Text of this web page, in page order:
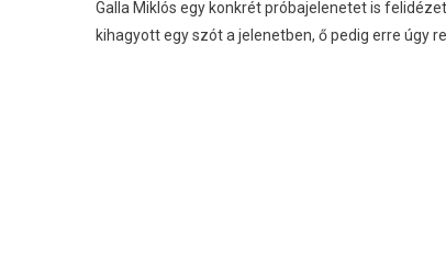
Galla Miklós egy konkrét próbajelenetet is
kihagyott egy szót a jelenetben, ő pedig erre úgy